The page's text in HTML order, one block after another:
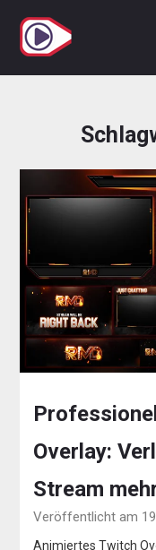
Inhalt
springen
Overlay:
Stream
Veröffentlicht am
Animiertes Twitch